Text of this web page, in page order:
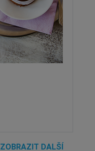
ZOBRAZIT DALŠÍ